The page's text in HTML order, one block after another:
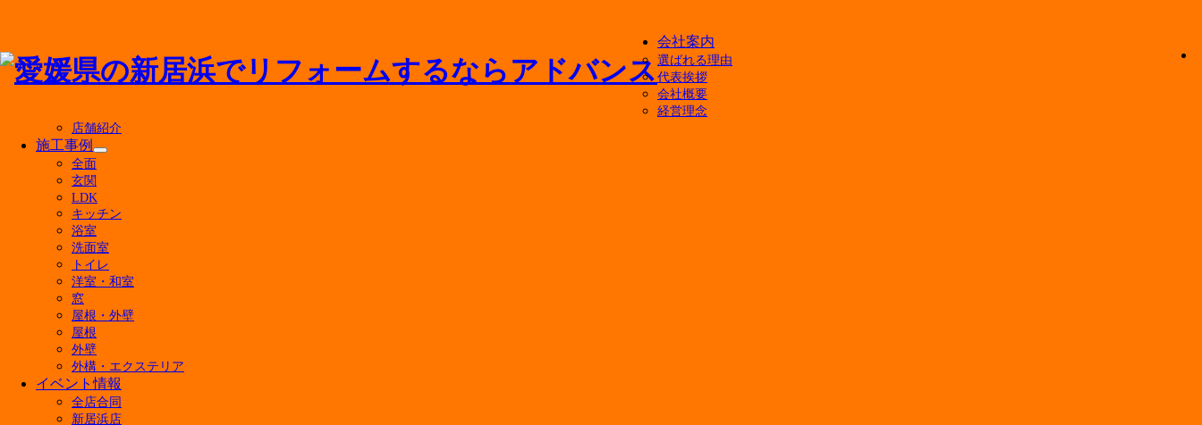
会社案内
選ばれる理由
代表挨拶
会社概要
経営理念
店舗紹介
施工事例
サ
ュ
を
展
開
全面
玄関
LDK
キッチン
浴室
洗面室
トイレ
洋室・和室
窓
屋根・外壁
屋根
外壁
外構・エクステリア
イベント情報
全店合同
新居浜店
メニューを閉じる
アドバンス・リフドについて
選ばれる理由
会社案内
代表挨拶
会社概要
経営理念
店舗紹介